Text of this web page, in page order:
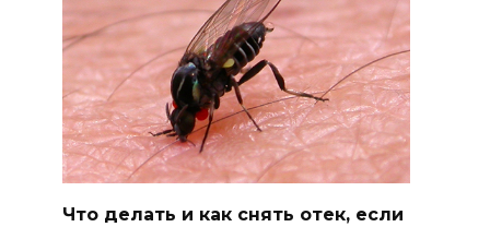
Что делать и как снять отек, если